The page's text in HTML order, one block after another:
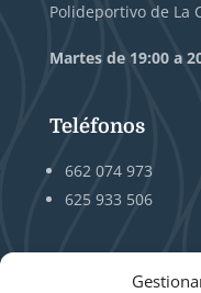
Polideportivo de La
Martes de 19:00 a
Teléfonos
662 074 973
625 933 506